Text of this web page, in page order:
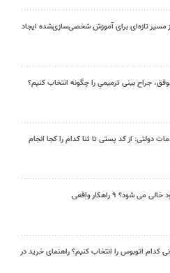
مسیر تازه‌ای برای آموزش شخصی‌سازی‌شده ایجاد
جراح بینی ترمیمی را چگونه انتخاب کنیم؟
دولتی: از کد پستی تا ثنا کدام را کجا انجام
شود؟ ۹ راهکار واقعی
کدام اتوبوس را انتخاب کنیم؟ راهنمای خرید در